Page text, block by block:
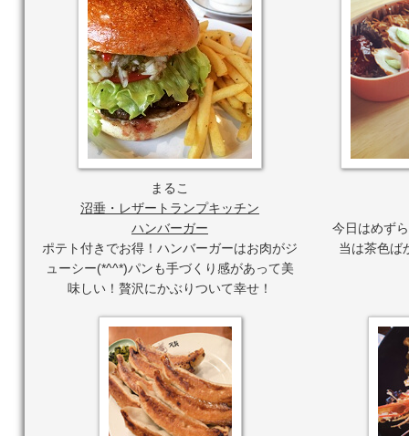
まるこ
沼垂・レザートランプキッチン
ハンバーガー
ポテト付きでお得！ハンバーガーはお肉がジ
ューシー(*^^*)パンも手づくり感があって美
味しい！贅沢にかぶりついて幸せ！
今日はめず
当は茶色ば